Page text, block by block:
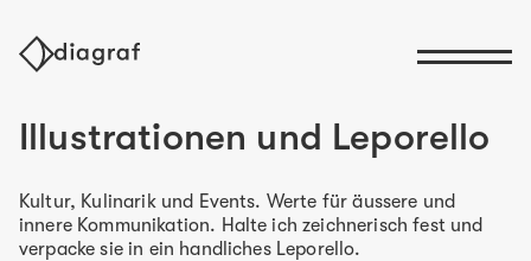
Illustrationen und Leporello
Kultur, Kulinarik und Events. Werte für äussere und
innere Kommunikation. Halte ich zeichnerisch fest und
verpacke sie in ein handliches Leporello.